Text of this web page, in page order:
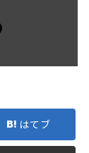
はてブ